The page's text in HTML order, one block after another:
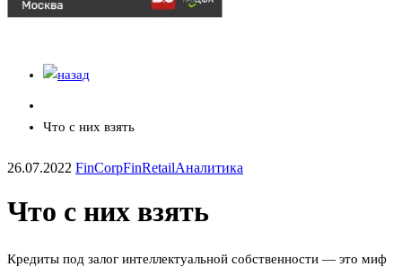
Что с них взять
26.07.2022 FinCorpFinRetailАналитика
Что с них взять
Кредиты под залог интеллектуальной собственности — это миф